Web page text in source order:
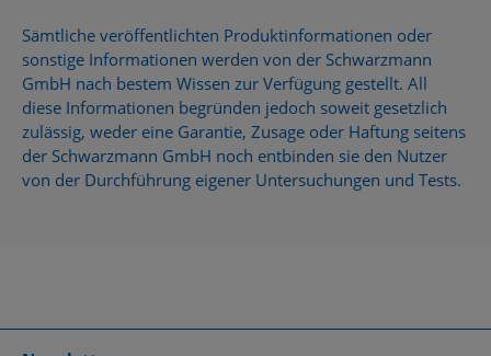
Sämtliche veröffentlichten Produktinformationen oder
sonstige Informationen werden von der Schwarzmann
GmbH nach bestem Wissen zur Verfügung gestellt. All
diese Informationen begründen jedoch soweit gesetzlich
zulässig, weder eine Garantie, Zusage oder Haftung seitens
der Schwarzmann GmbH noch entbinden sie den Nutzer
von der Durchführung eigener Untersuchungen und Tests.